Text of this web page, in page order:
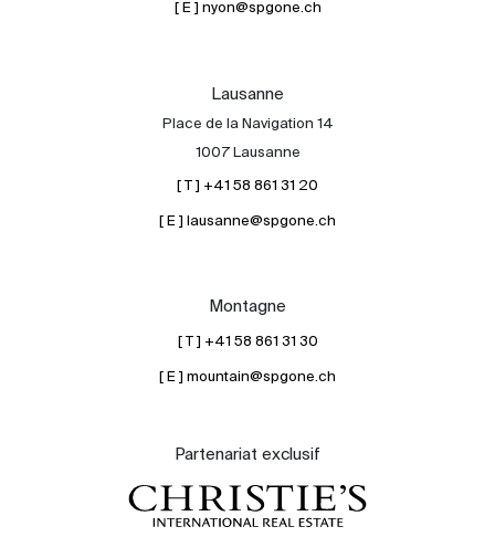
À propos
[ E ] nyon@spgone.ch
Lausanne
Place de la Navigation 14
1007 Lausanne
[ T ] +41 58 861 31 20
[ E ] lausanne@spgone.ch
Montagne
[ T ] +41 58 861 31 30
[ E ] mountain@spgone.ch
Partenariat exclusif